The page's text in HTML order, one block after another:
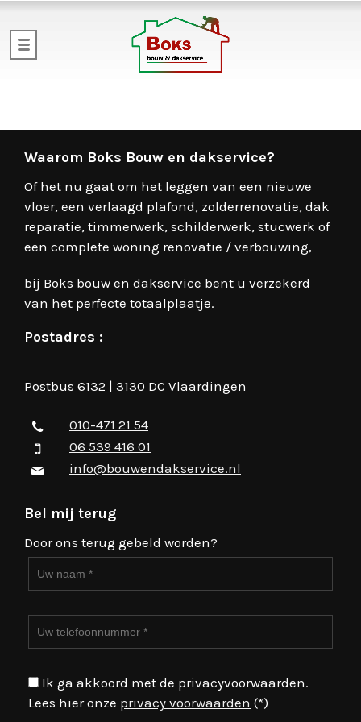
Waarom Boks Bouw en dakservice?
Of het nu gaat om het leggen van een nieuwe
vloer, een verlaagd plafond, zolderrenovatie, dak
reparatie, timmerwerk, schilderwerk, stucwerk of
een complete woning renovatie / verbouwing,
bij Boks bouw en dakservice bent u verzekerd
van het perfecte totaalplaatje.
Postadres :
Postbus 6132 | 3130 DC Vlaardingen
010-471 21 54
06 539 416 01
info@bouwendakservice.nl
Bel mij terug
Door ons terug gebeld worden?
Ik ga akkoord met de privacyvoorwaarden.
Lees hier onze privacy voorwaarden (*)